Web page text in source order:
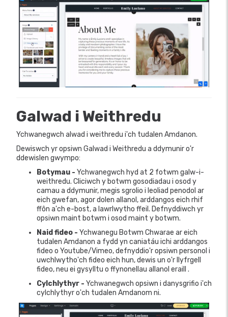
Galwad i Weithredu
Ychwanegwch alwad i weithredu i'ch tudalen Amdanon.
Dewiswch yr opsiwn Galwad i Weithredu a ddymunir o'r
ddewislen gwympo:
Botymau - Ychwanegwch hyd at 2 fotwm galw-i-
weithredu. Cliciwch y botwm gosodiadau i osod y
camau a ddymunir, megis sgrolio i leoliad penodol ar
eich gwefan, agor dolen allanol, arddangos eich rhif
ffôn a'ch e-bost, a lawrlwytho ffeil. Defnyddiwch yr
opsiwn maint botwm i osod maint y botwm.
Naid fideo - Ychwanegu Botwm Chwarae ar eich
tudalen Amdanon a fydd yn caniatáu ichi arddangos
fideo o Youtube/Vimeo, defnyddio'r opsiwn personol i
uwchlwytho'ch fideo eich hun, dewis un o'r llyfrgell
fideo, neu ei gysylltu o ffynonellau allanol eraill .
Cylchlythyr - Ychwanegwch opsiwn i danysgrifio i'ch
cylchlythyr o'ch tudalen Amdanom ni.